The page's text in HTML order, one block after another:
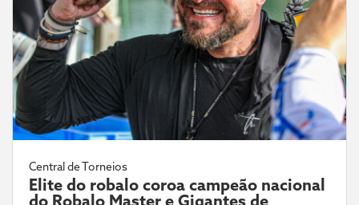
Central de Torneios
Elite do robalo coroa campeão nacional
do Robalo Master e Gigantes de